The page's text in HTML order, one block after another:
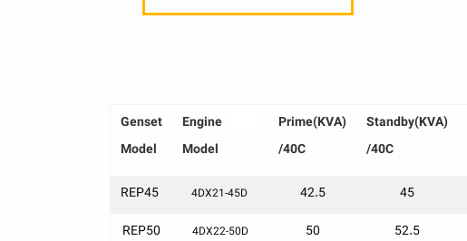
Genset
Model
Engine
Model
Prime(KVA)
/40C
Standby(KVA)
/40C
REP45 4DX21-45D 42.5 45
REP50
4DX22-50D 50 52.5